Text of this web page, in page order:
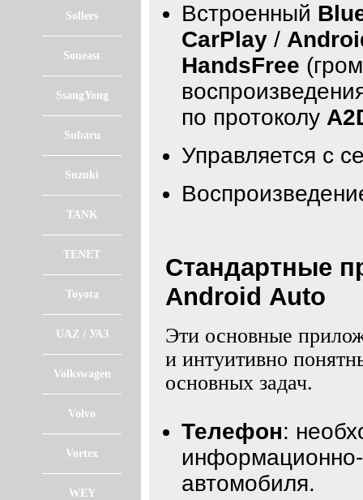
Sollers
Soueast
SsangYong
Subaru
Suzuki
TANK
TENET
Toyota
UAZ / УАЗ
Volkswagen
Volvo
Vortex
WEY
Встроенный
CarPlay /
HandsFree
по протоколу
Управляется с
Стандартные
Android Auto
Эти основные
и интуитивно
основных задач.
Телефон:
автомобиля.